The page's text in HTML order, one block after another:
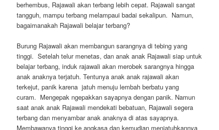
berhembus, Rajawali akan terbang lebih cepat. Rajawali sangat
tangguh, mampu terbang melampaui badai sekalipun. Namun,
bagaimanakah Rajawali belajar terbang?
Burung Rajawali akan membangun sarangnya di tebing yang
tinggi. Setelah telur menetas, dan anak anak Rajawali siap untuk
belajar terbang, induk rajawali akan merobek sarangnya hingga
anak anaknya terjatuh. Tentunya anak anak rajawali akan
terkejut, panik karena jatuh menuju lembah berbatu yang
curam. Mengepak ngepakkan sayapnya dengan panik. Namun
saat anak anak Rajawali mendekati bebatuan, Rajawali segera
terbang dan menyambar anak anaknya di atas sayapnya.
Membawanya tinggi ke angkasa dan kemudian menjatuhkannya